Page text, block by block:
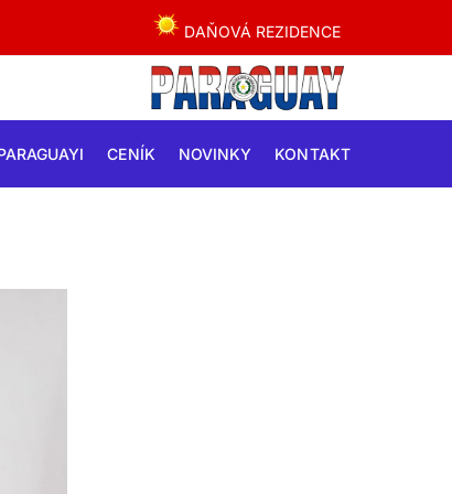
DAŇOVÁ REZIDENCE
CENÍK NOVINKY KONTAKT